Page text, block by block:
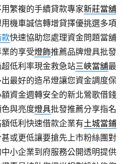
繁複的手續貸款專家新莊當舖
機車誠信轉增貸擇優挑選多項
款快速協助您處理資金問題當舖
的享受燈飾推薦品牌燈具批發
低利率現金救急站三峽當舖最
最好的造吊燈讓您資金調度保
額資金週轉安全的新北鶯歌借錢
與亮度燈具批發推薦分享指名
低利快速借款企業有土城當鋪
或更低讓要搶先上市粉絲團對
小企業到府服務公開透明提供